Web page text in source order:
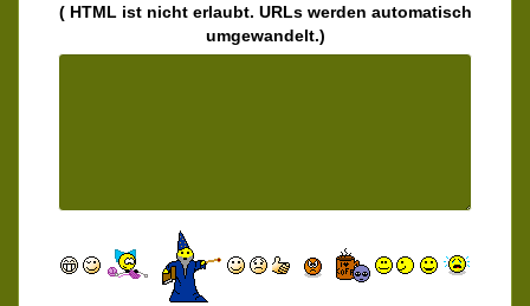
( HTML ist nichterlaubt. URLs werden automatisch
umgewandelt.)